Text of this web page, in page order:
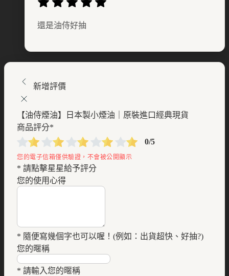
還是油侍好抽
新增評價
【油侍煙油】日本製小煙油｜原裝進口經典現貨
商品評分*
0/5
* 請點擊星星給予評分
您的使用心得
* 隨便寫幾個字也可以喔！(例如：出貨超快、好抽?)
您的暱稱
* 請輸入您的暱稱